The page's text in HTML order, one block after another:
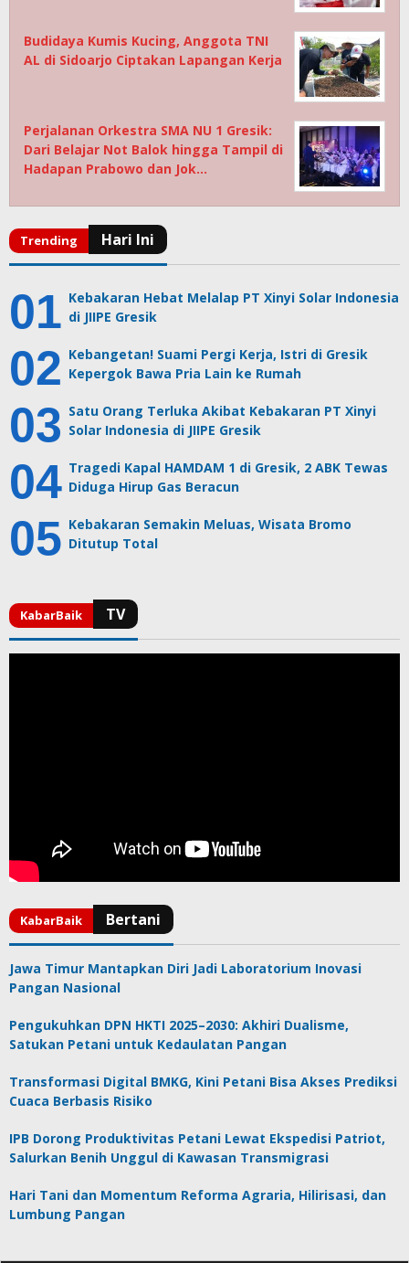
Budidaya Kumis Kucing, Anggota TNI
AL di Sidoarjo Ciptakan Lapangan Kerja
Perjalanan Orkestra SMA NU 1 Gresik:
Dari Belajar Not Balok hingga Tampil di
Hadapan Prabowo dan Jok…
Kebakaran Hebat Melalap PT Xinyi Solar Indonesia
di JIIPE Gresik
Kebangetan! Suami Pergi Kerja, Istri di Gresik
Kepergok Bawa Pria Lain ke Rumah
Satu Orang Terluka Akibat Kebakaran PT Xinyi
Solar Indonesia di JIIPE Gresik
Tragedi Kapal HAMDAM 1 di Gresik, 2 ABK Tewas
Diduga Hirup Gas Beracun
Kebakaran Semakin Meluas, Wisata Bromo
Ditutup Total
Jawa Timur Mantapkan Diri Jadi Laboratorium Inovasi
Pangan Nasional
Pengukuhkan DPN HKTI 2025–2030: Akhiri Dualisme,
Satukan Petani untuk Kedaulatan Pangan
Transformasi Digital BMKG, Kini Petani Bisa Akses Prediksi
Cuaca Berbasis Risiko
IPB Dorong Produktivitas Petani Lewat Ekspedisi Patriot,
Salurkan Benih Unggul di Kawasan Transmigrasi
Hari Tani dan Momentum Reforma Agraria, Hilirisasi, dan
Lumbung Pangan